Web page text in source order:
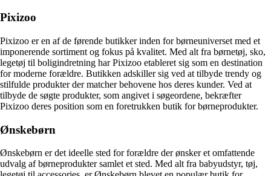
Pixizoo
Pixizoo er en af de førende butikker inden for børneuniverset med et
imponerende sortiment og fokus på kvalitet. Med alt fra børnetøj, sko,
legetøj til boligindretning har Pixizoo etableret sig som en destination
for moderne forældre. Butikken adskiller sig ved at tilbyde trendy og
stilfulde produkter der matcher behovene hos deres kunder. Ved at
tilbyde de søgte produkter, som angivet i søgeordene, bekræfter
Pixizoo deres position som en foretrukken butik for børneprodukter.
Ønskebørn
Ønskebørn er det ideelle sted for forældre der ønsker et omfattende
udvalg af børneprodukter samlet et sted. Med alt fra babyudstyr, tøj,